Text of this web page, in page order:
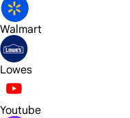
Walmart
Lowes
Youtube